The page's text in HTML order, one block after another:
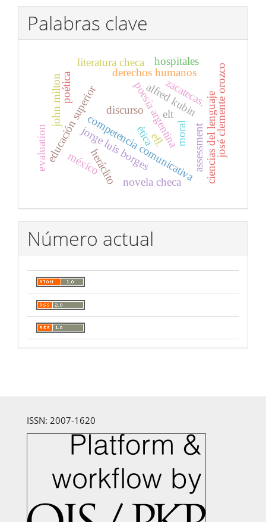
Palabras clave
discurso
competencia comunicativa
educación superiorjorge luis borges
heráclito
john milton poesía argentina
derechos humanos
ética moral
méxico
alfred kubin
novela checa
literatura checa
assessment
evaluation
elt
efl. ciencias del lenguajejosé clemente orozco
zacatecas.
hospitales
poética
Número actual
ISSN: 2007-1620